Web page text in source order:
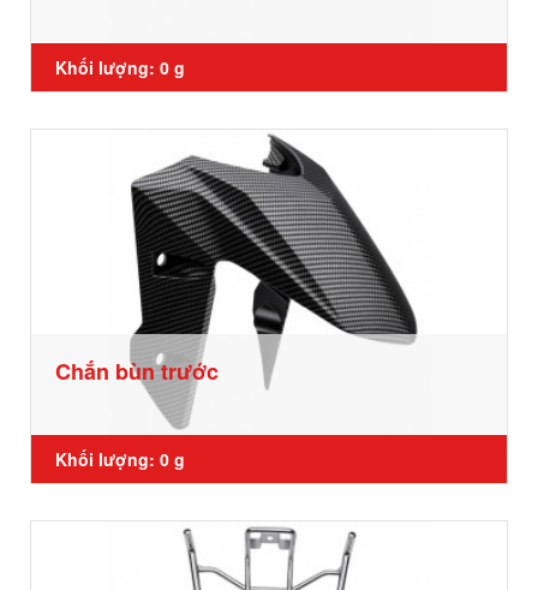
Khối lượng: 0 g
Chắn bùn trước
Khối lượng: 0 g